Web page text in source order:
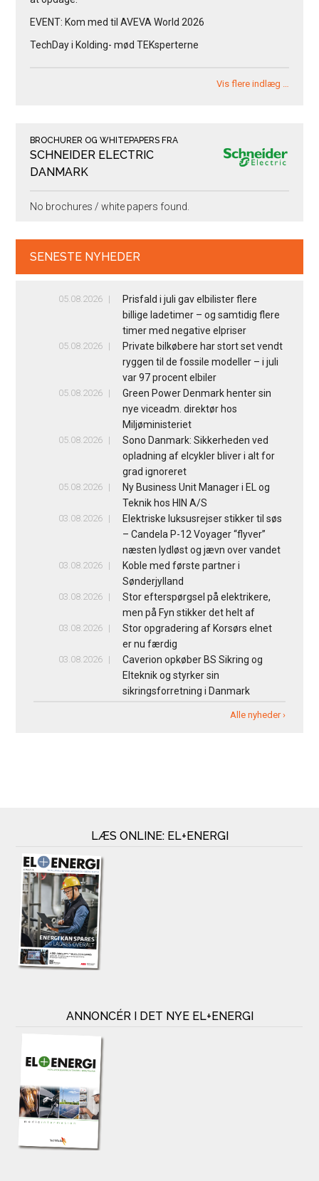
EVENT: Kom med til AVEVA World 2026
TechDay i Kolding- mød TEKsperterne
Vis flere indlæg …
BROCHURER OG WHITEPAPERS FRA
SCHNEIDER ELECTRIC
DANMARK
No brochures / white papers found.
SENESTE NYHEDER
05.08.2026
Prisfald i juli gav elbilister flere
billige ladetimer – og samtidig flere
timer med negative elpriser
05.08.2026
Private bilkøbere har stort set vendt
ryggen til de fossile modeller – i juli
var 97 procent elbiler
05.08.2026
Green Power Denmark henter sin
nye viceadm. direktør hos
Miljøministeriet
05.08.2026
Sono Danmark: Sikkerheden ved
opladning af elcykler bliver i alt for
grad ignoreret
05.08.2026
Ny Business Unit Manager i EL og
Teknik hos HIN A/S
03.08.2026
Elektriske luksusrejser stikker til søs
– Candela P-12 Voyager “flyver”
næsten lydløst og jævn over vandet
03.08.2026
Koble med første partner i
Sønderjylland
03.08.2026
Stor efterspørgsel på elektrikere,
men på Fyn stikker det helt af
03.08.2026
Stor opgradering af Korsørs elnet
er nu færdig
03.08.2026
Caverion opkøber BS Sikring og
Elteknik og styrker sin
sikringsforretning i Danmark
Alle nyheder ›
LÆS ONLINE: EL+ENERGI
ANNONCÉR I DET NYE EL+ENERGI